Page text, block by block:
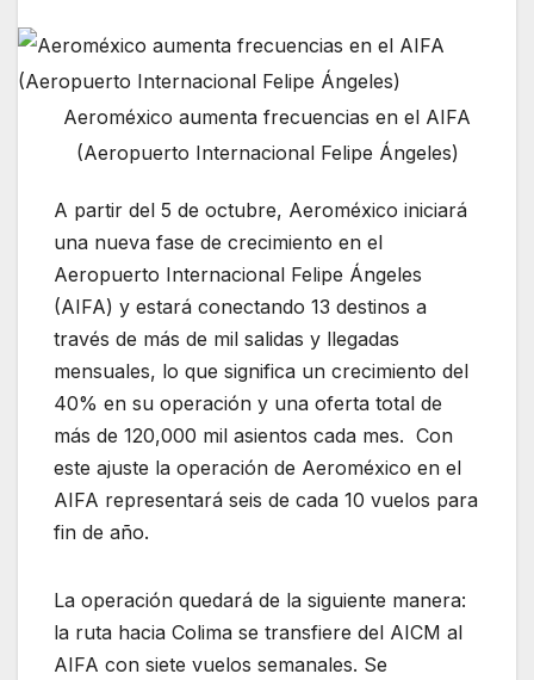
Aeroméxico aumenta frecuencias en el AIFA
(Aeropuerto Internacional Felipe Ángeles)
A partir del 5 de octubre, Aeroméxico iniciará
una nueva fase de crecimiento en el
Aeropuerto Internacional Felipe Ángeles
(AIFA) y estará conectando 13 destinos a
través de más de mil salidas y llegadas
mensuales, lo que significa un crecimiento del
40% en su operación y una oferta total de
más de 120,000 mil asientos cada mes. Con
este ajuste la operación de Aeroméxico en el
AIFA representará seis de cada 10 vuelos para
fin de año.
La operación quedará de la siguiente manera:
la ruta hacia Colima se transfiere del AICM al
AIFA con siete vuelos semanales. Se